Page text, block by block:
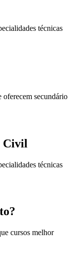
técnicas
oferecem secundário
Civil
técnicas
cursos melhor